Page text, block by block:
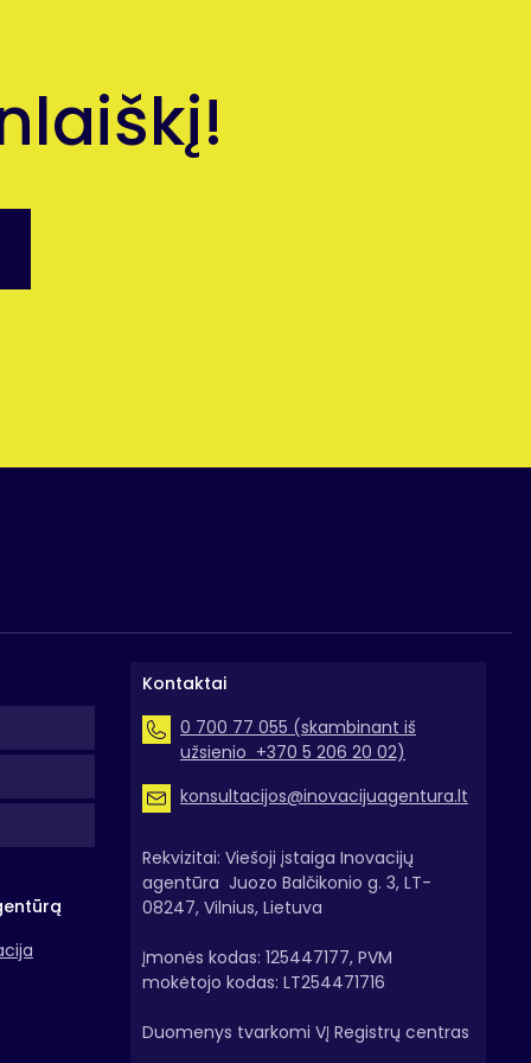
Kontaktai
0 700 77 055 (skambinant iš
užsienio +370 5 206 20 02)
konsultacijos@inovacijuagentura.lt
Rekvizitai: Viešoji įstaiga Inovacijų
agentūra Juozo Balčikonio g. 3, LT-
08247, Vilnius, Lietuva
Įmonės kodas: 125447177, PVM
mokėtojo kodas: LT254471716
Duomenys tvarkomi VĮ Registrų centras